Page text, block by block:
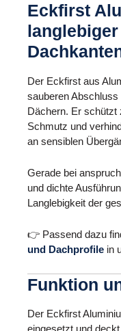
Eckfirst
Der Eckfirst aus
sauberen
Dächern. Er schützt
Schmutz und
an sensiblen
Gerade bei
und dichte
Langlebigkeit der
👉 Passend dazu
und Dachprofile in
Funktion
Der Eckfirst